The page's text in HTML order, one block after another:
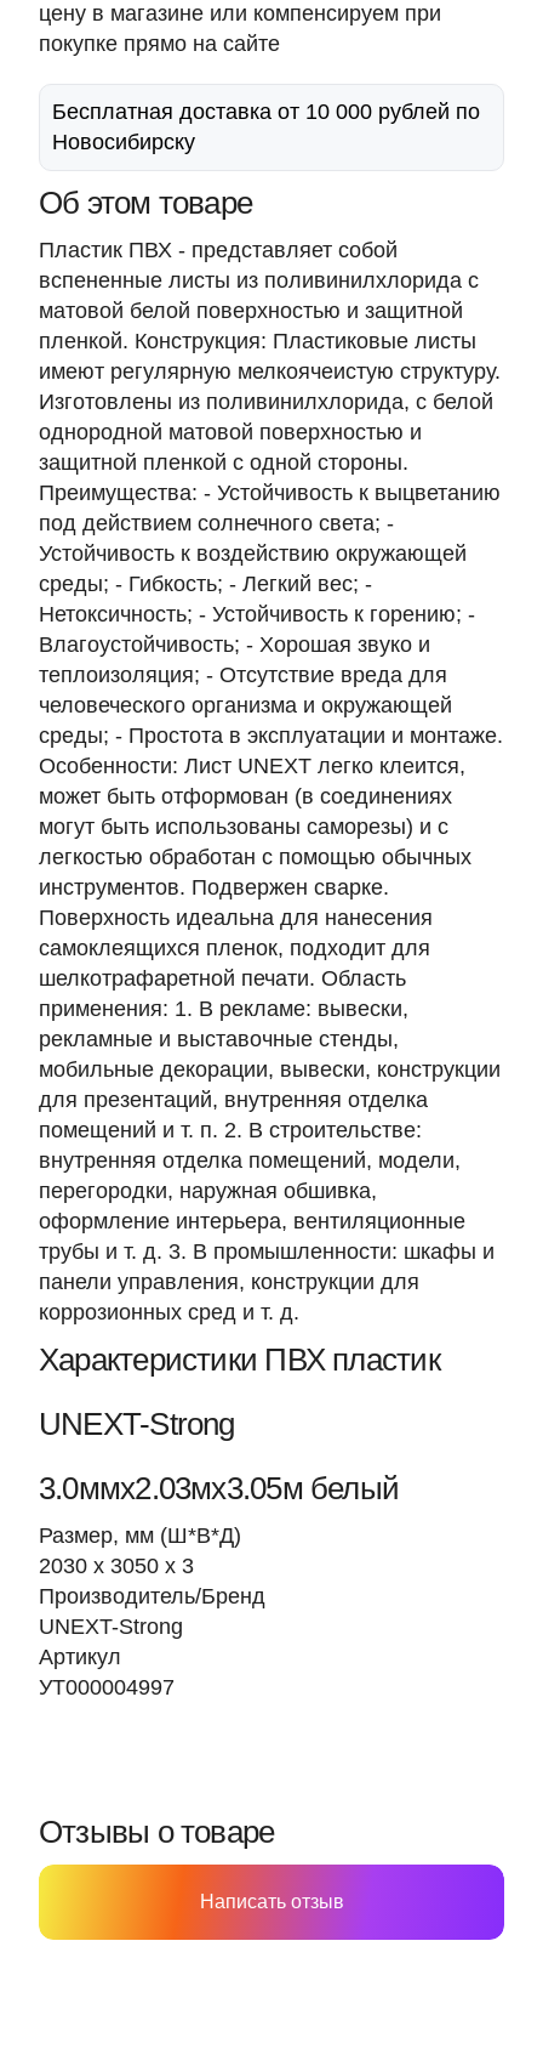
цену в магазине или компенсируем при
покупке прямо на сайте
Бесплатная доставка от 10 000 рублей по
Новосибирску
Об этом товаре
Пластик ПВХ - представляет собой
вспененные листы из поливинилхлорида с
матовой белой поверхностью и защитной
пленкой. Конструкция: Пластиковые листы
имеют регулярную мелкоячеистую структуру.
Изготовлены из поливинилхлорида, с белой
однородной матовой поверхностью и
защитной пленкой с одной стороны.
Преимущества: - Устойчивость к выцветанию
под действием солнечного света; -
Устойчивость к воздействию окружающей
среды; - Гибкость; - Легкий вес; -
Нетоксичность; - Устойчивость к горению; -
Влагоустойчивость; - Хорошая звуко и
теплоизоляция; - Отсутствие вреда для
человеческого организма и окружающей
среды; - Простота в эксплуатации и монтаже.
Особенности: Лист UNEXT легко клеится,
может быть отформован (в соединениях
могут быть использованы саморезы) и с
легкостью обработан с помощью обычных
инструментов. Подвержен сварке.
Поверхность идеальна для нанесения
самоклеящихся пленок, подходит для
шелкотрафаретной печати. Область
применения: 1. В рекламе: вывески,
рекламные и выставочные стенды,
мобильные декорации, вывески, конструкции
для презентаций, внутренняя отделка
помещений и т. п. 2. В строительстве:
внутренняя отделка помещений, модели,
перегородки, наружная обшивка,
оформление интерьера, вентиляционные
трубы и т. д. 3. В промышленности: шкафы и
панели управления, конструкции для
коррозионных сред и т. д.
Характеристики ПВХ пластик
UNEXT-Strong
3.0ммх2.03мх3.05м белый
Размер, мм (Ш*В*Д)
2030 x 3050 x 3
Производитель/Бренд
UNEXT-Strong
Артикул
УТ000004997
Отзывы о товаре
Написать отзыв